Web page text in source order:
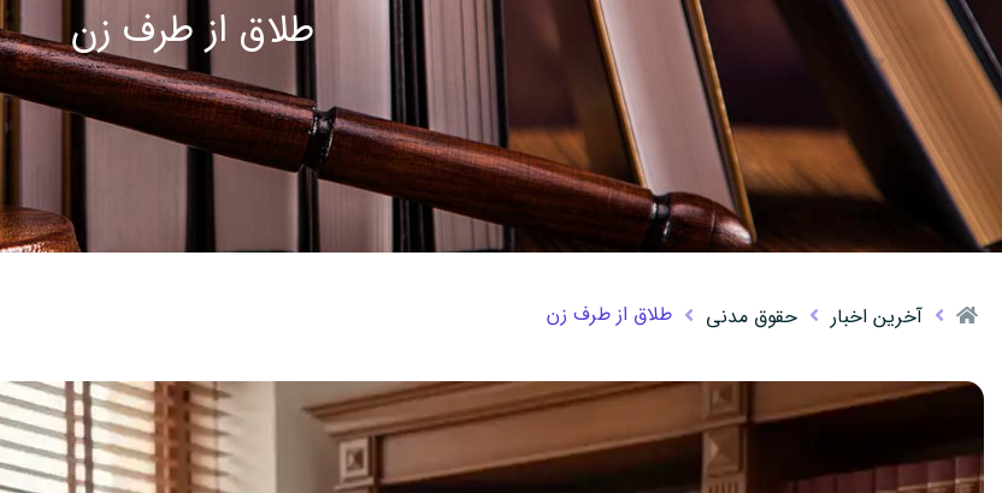
طلاق از طرف زن
آخرین اخبار حقوق مدنی طلاق از طرف زن